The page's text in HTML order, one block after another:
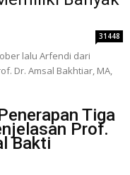
31448
lalu Arfendi dari
Dr. Amsal Bakhtiar, MA,
Tiga
Prof.
Bakti